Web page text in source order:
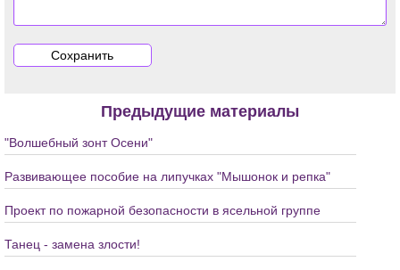
Предыдущие материалы
"Волшебный зонт Осени"
Развивающее пособие на липучках "Мышонок и репка"
Проект по пожарной безопасности в ясельной группе
Танец - замена злости!